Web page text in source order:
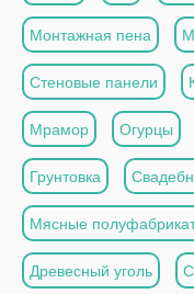
Монтажная пена
Стеновые панели
Мрамор Огурцы
Грунтовка
Мясные
Древесный уголь